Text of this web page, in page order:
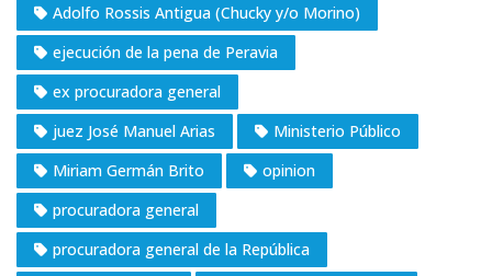
Adolfo Rossis Antigua (Chucky y/o Morino)
ejecución de la pena de Peravia
ex procuradora general
juez José Manuel Arias
Ministerio Público
Miriam Germán Brito
opinion
procuradora general
procuradora general de la República